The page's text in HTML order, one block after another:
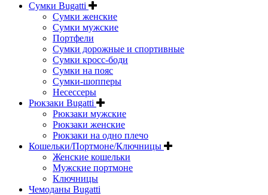
Сумки Bugatti
Сумки женские
Сумки мужские
Портфели
Сумки дорожные и спортивные
Сумки кросс-боди
Сумки на пояс
Сумки-шопперы
Несессеры
Рюкзаки Bugatti
Рюкзаки мужские
Рюкзаки женские
Рюкзаки на одно плечо
Кошельки/Портмоне/Ключницы
Женские кошельки
Мужские портмоне
Ключницы
Чемоданы Bugatti